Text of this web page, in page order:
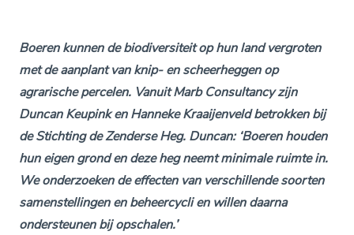
Boeren kunnen de biodiversiteit op hun land vergroten
met de aanplant van knip- en scheerheggen op
agrarische percelen. Vanuit Marb Consultancy zijn
Duncan Keupink en Hanneke Kraaijenveld betrokken bij
de Stichting de Zenderse Heg. Duncan: ‘Boeren houden
hun eigen grond en deze heg neemt minimale ruimte in.
We onderzoeken de effecten van verschillende soorten
samenstellingen en beheercycli en willen daarna
ondersteunen bij opschalen.’